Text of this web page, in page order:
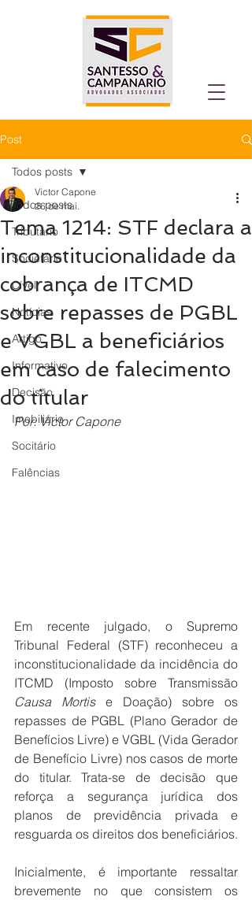
Post
Todos posts
Tributário
Societário
Cível
Notícias
Artigo
Informativo
Decisão
Imobiliário
Socitário
Falências
Todos posts
Tema 1214: STF declara a
inconstitucionalidade da
cobrança de ITCMD
sobre repasses de PGBL
e VGBL a beneficiários
em caso de falecimento
do titular
Victor Capone
26 de mai.
Por: Victor Capone
Em recente julgado, o Supremo
Tribunal Federal (STF) reconheceu a
inconstitucionalidade da incidência do
ITCMD (Imposto sobre Transmissão
Causa Mortis e Doação) sobre os
repasses de PGBL (Plano Gerador de
Benefícios Livre) e VGBL (Vida Gerador
de Benefício Livre) nos casos de morte
do titular. Trata-se de decisão que
reforça a segurança jurídica dos
planos de previdência privada e
resguarda os direitos dos beneficiários.
Inicialmente, é importante ressaltar
brevemente no que consistem os